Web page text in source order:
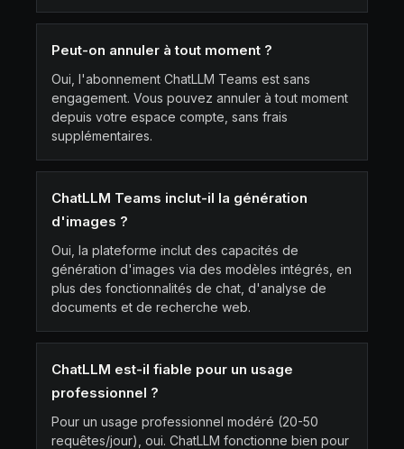
Peut-on annuler à tout moment ?
Oui, l'abonnement ChatLLM Teams est sans
engagement. Vous pouvez annuler à tout moment
depuis votre espace compte, sans frais
supplémentaires.
ChatLLM Teams inclut-il la génération
d'images ?
Oui, la plateforme inclut des capacités de
génération d'images via des modèles intégrés, en
plus des fonctionnalités de chat, d'analyse de
documents et de recherche web.
ChatLLM est-il fiable pour un usage
professionnel ?
Pour un usage professionnel modéré (20-50
requêtes/jour), oui. ChatLLM fonctionne bien pour